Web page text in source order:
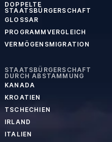
DOPPELTE
STAATSBÜRGERSCHAFT
GLOSSAR
PROGRAMMVERGLEICH
VERMÖGENSMIGRATION
STAATSBÜRGERSCHAFT
DURCH ABSTAMMUNG
KANADA
KROATIEN
TSCHECHIEN
IRLAND
ITALIEN